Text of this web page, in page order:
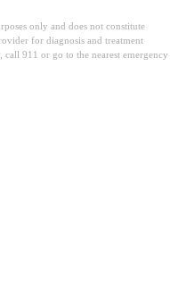
only and does not constitute
for diagnosis and treatment
911 or go to the nearest emergency